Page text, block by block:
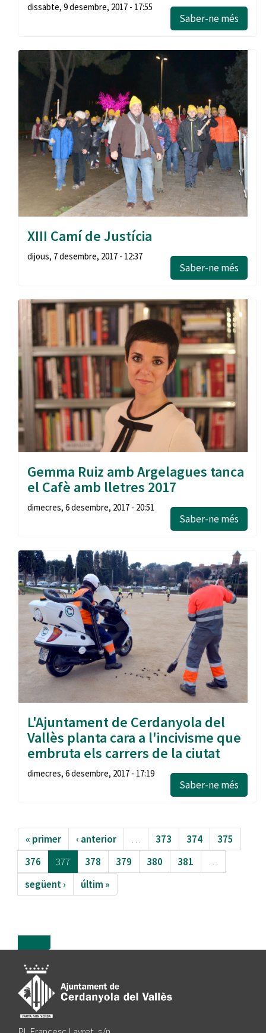
dissabte, 9 desembre, 2017 - 17:55
Saber-ne més
XIII Camí de Justícia
dijous, 7 desembre, 2017 - 12:37
Saber-ne més
Gemma Ruiz amb Argelagues tanca
el Cafè amb lletres 2017
dimecres, 6 desembre, 2017 - 20:51
Saber-ne més
L'Ajuntament de Cerdanyola del
Vallès planta cara a l'incivisme que
embruta els carrers de la ciutat
dimecres, 6 desembre, 2017 - 17:19
Saber-ne més
« primer ‹ anterior … 373 374
375
376
377 378 379 380 381
…
següent ›
últim »